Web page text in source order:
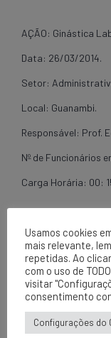
AÇÃO: Ginástica
Data: 26/03/2014.
Setor:
Local: Guanambi.
Responsável: Prof.
Nº de Funcionários
Carga Horária: 00:
AÇÃO: Ginástica
Data: 28/03/2014.
Setor:
Responsável: Prof.
Usamos cookies
mais relevante,
repetidas. Ao clicar
com o uso de
visitar
consentimento
Configurações do